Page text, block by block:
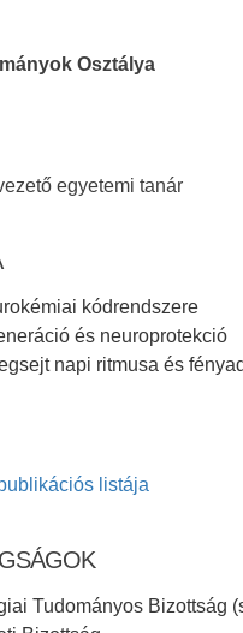
Osztálya
egyetemi tanár
kódrendszere
és neuroprotekció
napi ritmusa és
listája
Tudományos Bizottság